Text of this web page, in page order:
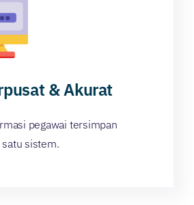
& Akurat
pegawai tersimpan
sistem.